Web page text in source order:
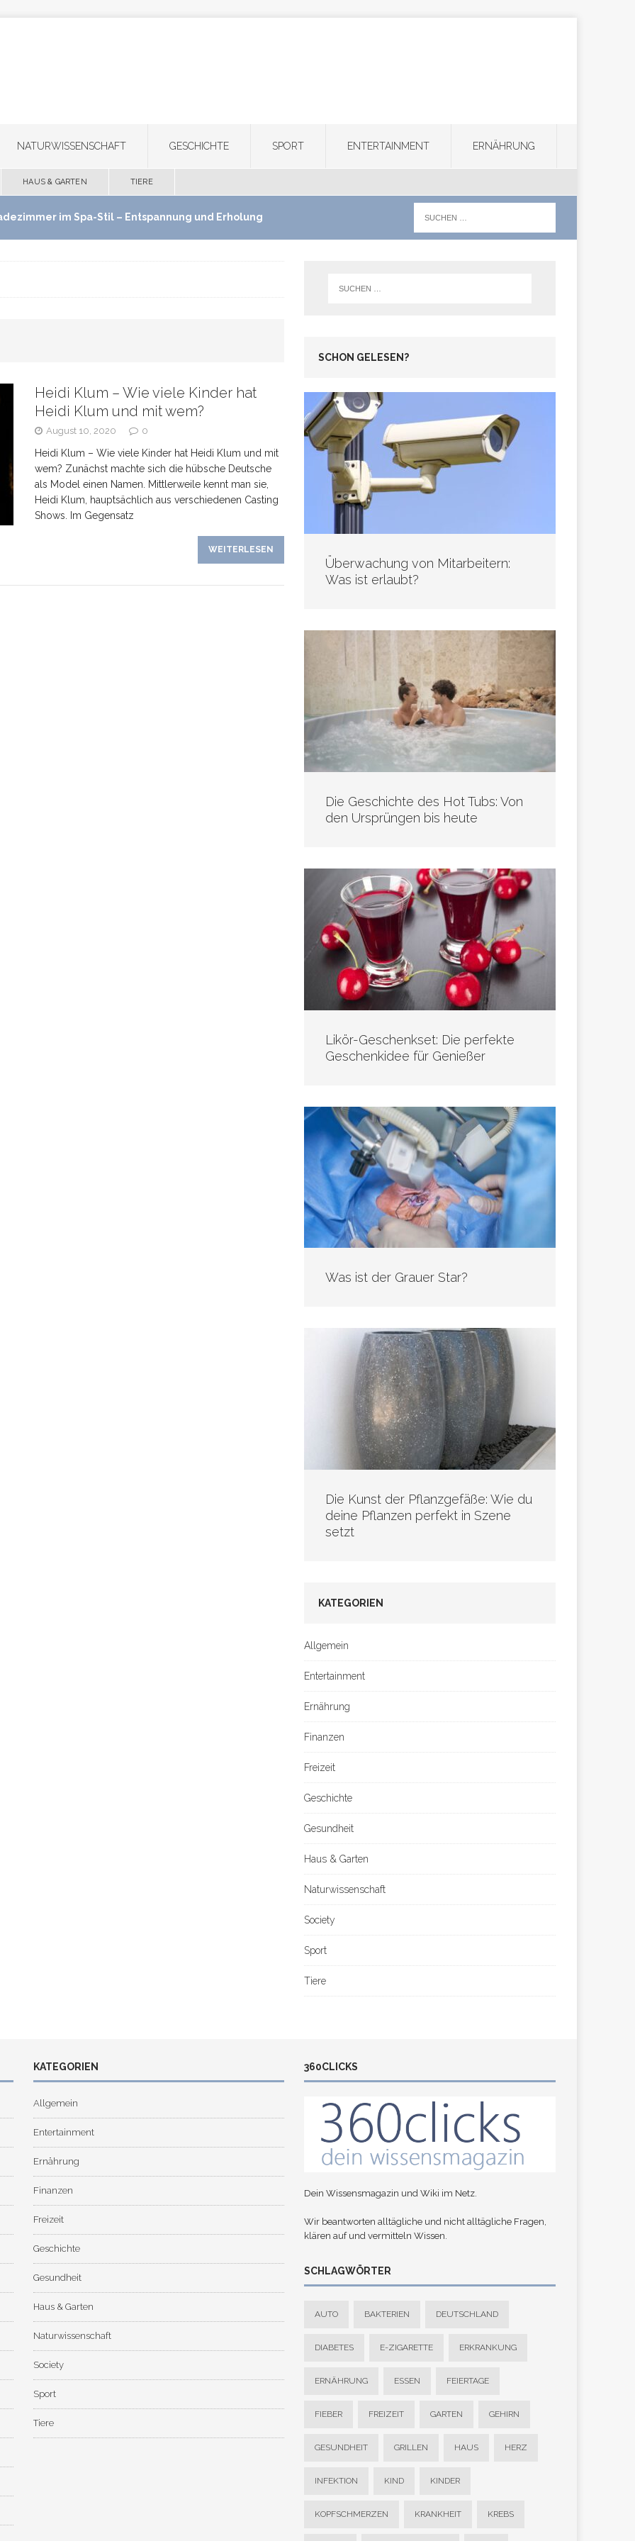
NATURWISSENSCHAFT GESCHICHTE SPORT ENTERTAINMENT ERNÄHRUNG
HAUS & GARTEN TIERE
im Spa-Stil – Entspannung und Erholung
schaffen HAUS & GARTEN
Banken verschweigen –
bei Tagesgeldangeboten richtig deuten
Marketing trifft Offline-Präsenz: Synergien
Heidi Klum – Wie viele Kinder hat
Heidi Klum und mit wem?
August 10, 2020 0
Heidi Klum – Wie viele Kinder hat Heidi Klum und mit
wem? Zunächst machte sich die hübsche Deutsche
als Model einen Namen. Mittlerweile kennt man sie,
Heidi Klum, hauptsächlich aus verschiedenen Casting
Shows. Im Gegensatz
WEITERLESEN
SCHON GELESEN?
Überwachung von Mitarbeitern:
Was ist erlaubt?
Die Geschichte des Hot Tubs: Von
den Ursprüngen bis heute
Likör-Geschenkset: Die perfekte
Geschenkidee für Genießer
Was ist der Grauer Star?
Die Kunst der Pflanzgefäße: Wie du
deine Pflanzen perfekt in Szene
setzt
KATEGORIEN
Allgemein
Entertainment
Ernährung
Finanzen
Freizeit
Geschichte
Gesundheit
Haus & Garten
Naturwissenschaft
Society
Sport
Tiere
KATEGORIEN
Allgemein
Entertainment
Ernährung
Finanzen
Freizeit
Geschichte
Gesundheit
Haus & Garten
Naturwissenschaft
Society
Sport
Tiere
360CLICKS
Dein Wissensmagazin und Wiki im Netz.
Wir beantworten alltägliche und nicht alltägliche Fragen,
klären auf und vermitteln Wissen.
SCHLAGWÖRTER
AUTO BAKTERIEN DEUTSCHLAND
DIABETES E-ZIGARETTE ERKRANKUNG
ERNÄHRUNG ESSEN FEIERTAGE
FIEBER FREIZEIT GARTEN GEHIRN
GESUNDHEIT GRILLEN HAUS HERZ
INFEKTION KIND KINDER
KOPFSCHMERZEN KRANKHEIT KREBS